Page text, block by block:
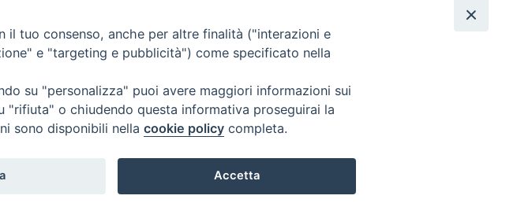
Costume e Società
Apostolato della Preghiera
Regione FVG
per il trattamento dei dati personali Cookie Policy
tuo consenso, anche per altre finalità ("interazioni e
e "targeting e pubblicità") come specificato nella
su "personalizza" puoi avere maggiori informazioni sui
o chiudendo questa informativa proseguirai la
sono disponibili nella cookie policy completa.
Accetta